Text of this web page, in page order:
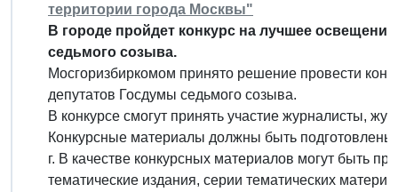
территории города Москвы"
В городе пройдет конкурс на лучшее
седьмого созыва.
Мосгоризбиркомом принято решение провести
депутатов Госдумы седьмого созыва.
В конкурсе смогут принять участие журналисты,
Конкурсные материалы должны быть
г. В качестве конкурсных материалов могут быть
тематические издания, серии тематических